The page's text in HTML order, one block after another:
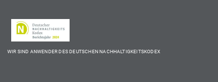
WIR SIND ANWENDER DES DEUTSCHEN NACHHALTIGKEITSKODEX